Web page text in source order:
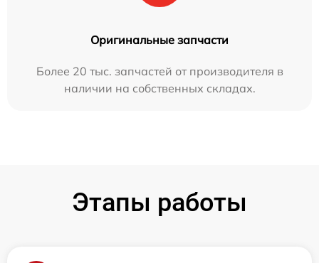
Оригинальные запчасти
Более 20 тыс. запчастей от производителя в
наличии на собственных складах.
Этапы работы